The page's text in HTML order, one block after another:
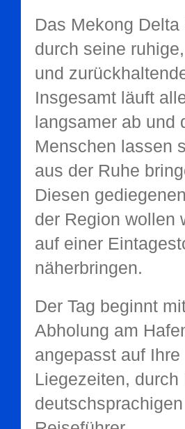
Das Mekong
durch seine
und
Insgesamt läuft
langsamer ab und
Menschen lassen
aus der Ruhe
Diesen
der Region wollen
auf einer
näherbringen.
Der Tag beginnt
Abholung am
angepasst auf Ihre
Liegezeiten, durch
deutschsprachigen